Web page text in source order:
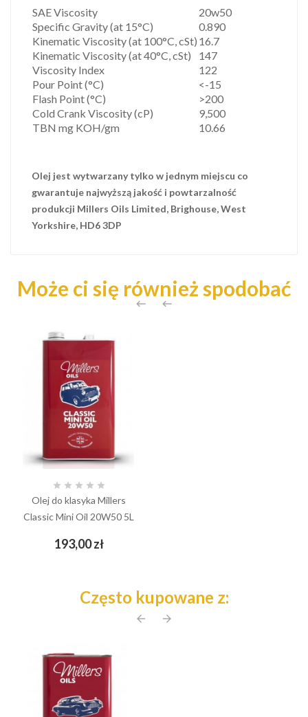
SAE Viscosity
20w50
Specific Gravity (at 15°C)
0.890
Kinematic Viscosity (at 100°C, cSt) 16.7
Kinematic Viscosity (at 40°C, cSt)
147
Viscosity Index
122
Pour Point (°C)
<-15
Flash Point (°C)
>200
Cold Crank Viscosity (cP)
9,500
TBN mg KOH/gm
10.66
Olej jest wytwarzany tylko w jednym miejscu co
gwarantuje najwyższą jakość i powtarzalność
produkcji Millers Oils Limited, Brighouse, West
Yorkshire, HD6 3DP
Może ci się również spodobać
 
    
Olej do klasyka Millers
Classic Mini Oil 20W50 5L
193,00 złCena
Często kupowane z:
arrow_back arrow_forward